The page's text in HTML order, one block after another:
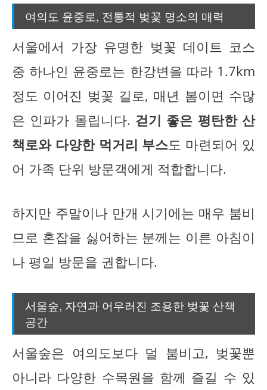
여의도 윤중로, 전통적 벚꽃 명소의 매력
서울에서 가장 유명한 벚꽃 데이트 코스
중 하나인 윤중로는 한강변을 따라 1.7km
정도 이어진 벚꽃 길로, 매년 봄이면 수많
은 인파가 몰립니다. 걷기 좋은 평탄한 산
책로와 다양한 먹거리 부스도 마련되어 있
어 가족 단위 방문객에게 적합합니다.
하지만 주말이나 만개 시기에는 매우 붐비
므로 혼잡을 싫어하는 분께는 이른 아침이
나 평일 방문을 권합니다.
서울숲, 자연과 어우러진 조용한 벚꽃 산책
공간
서울숲은 여의도보다 덜 붐비고, 벚꽃뿐
아니라 다양한 수목원을 함께 즐길 수 있